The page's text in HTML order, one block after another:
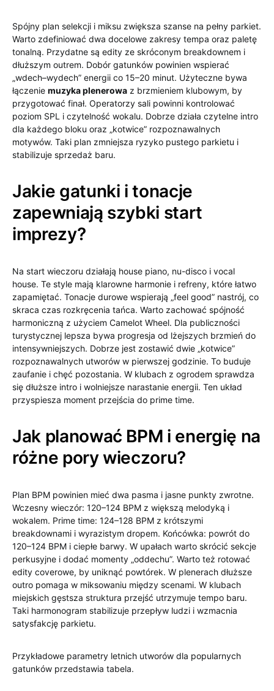
Spójny plan selekcji i miksu zwiększa szanse na pełny parkiet.
Warto zdefiniować dwa docelowe zakresy tempa oraz paletę
tonalną. Przydatne są edity ze skróconym breakdownem i
dłuższym outrem. Dobór gatunków powinien wspierać
„wdech–wydech” energii co 15–20 minut. Użyteczne bywa
łączenie muzyka plenerowa z brzmieniem klubowym, by
przygotować finał. Operatorzy sali powinni kontrolować
poziom SPL i czytelność wokalu. Dobrze działa czytelne intro
dla każdego bloku oraz „kotwice” rozpoznawalnych
motywów. Taki plan zmniejsza ryzyko pustego parkietu i
stabilizuje sprzedaż baru.
Jakie gatunki i tonacje
zapewniają szybki start
imprezy?
Na start wieczoru działają house piano, nu-disco i vocal
house. Te style mają klarowne harmonie i refreny, które łatwo
zapamiętać. Tonacje durowe wspierają „feel good” nastrój, co
skraca czas rozkręcenia tańca. Warto zachować spójność
harmoniczną z użyciem Camelot Wheel. Dla publiczności
turystycznej lepsza bywa progresja od lżejszych brzmień do
intensywniejszych. Dobrze jest zostawić dwie „kotwice”
rozpoznawalnych utworów w pierwszej godzinie. To buduje
zaufanie i chęć pozostania. W klubach z ogrodem sprawdza
się dłuższe intro i wolniejsze narastanie energii. Ten układ
przyspiesza moment przejścia do prime time.
Jak planować BPM i energię na
różne pory wieczoru?
Plan BPM powinien mieć dwa pasma i jasne punkty zwrotne.
Wczesny wieczór: 120–124 BPM z większą melodyką i
wokalem. Prime time: 124–128 BPM z krótszymi
breakdownami i wyrazistym dropem. Końcówka: powrót do
120–124 BPM i ciepłe barwy. W upałach warto skrócić sekcje
perkusyjne i dodać momenty „oddechu”. Warto też rotować
edity coverowe, by uniknąć powtórek. W plenerach dłuższe
outro pomaga w miksowaniu między scenami. W klubach
miejskich gęstsza struktura przejść utrzymuje tempo baru.
Taki harmonogram stabilizuje przepływ ludzi i wzmacnia
satysfakcję parkietu.
Przykładowe parametry letnich utworów dla popularnych
gatunków przedstawia tabela.